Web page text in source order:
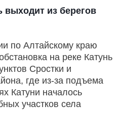
выходит из берегов
по Алтайскому краю
на реке Катунь
Сростки и
где из-за подъема
Катуни началось
участков села